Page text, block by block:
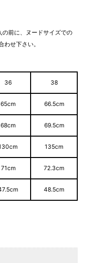
前に、ヌードサイズでの
せ下さい。
36 38
65cm 66.5cm
68cm 69.5cm
135cm
71cm 72.3cm
48.5cm